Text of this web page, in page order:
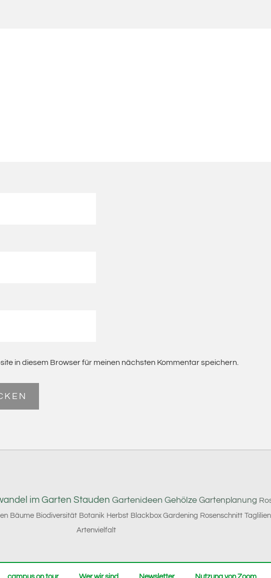
in diesem Browser für meinen nächsten Kommentar speichern.
im Garten Stauden Gartenideen Gehölze Gartenplanung
Bäume Biodiversität Botanik Herbst Blackbox Gardening Rosenschnitt Taglilien
Artenvielfalt